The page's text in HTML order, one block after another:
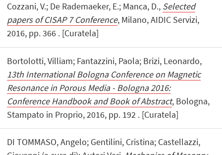
Cozzani, V.; De Rademaeker, E.; Manca, D., Selected
papers of CISAP 7 Conference, Milano, AIDIC Servizi,
2016, pp. 366 . [Curatela]
Bortolotti, Villiam; Fantazzini, Paola; Brizi, Leonardo,
13th International Bologna Conference on Magnetic
Resonance in Porous Media - Bologna 2016:
Conference Handbook and Book of Abstract, Bologna,
Stampato in Proprio, 2016, pp. 192 . [Curatela]
DI TOMMASO, Angelo; Gentilini, Cristina; Castellazzi,